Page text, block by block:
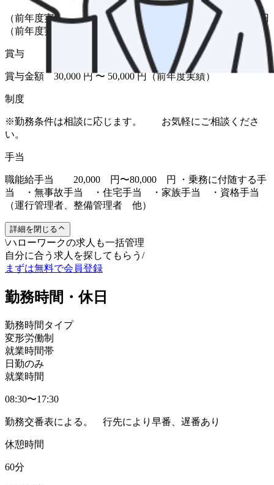
（前年度実績 あり） 金額 1月あたり 5,000 円 〜 16,000 円
（前年度実績）
賞与
賞与金額 30,000 円 〜 50,000 円（前年度実績）
制度
※勤務条件は相談に応じます。 お気軽にご相談くださ
い。
手当
職能給手当 20,000 円〜80,000 円 ・乗務に付随する手
当 ・無事故手当 ・住宅手当 ・家族手当 ・資格手当
（運行管理者、整備管理者 他）
詳細を閉じる
\ハローワークの求人も一括管理
自分に合う求人を探してもらう /
まずは無料で会員登録
勤務時間・休日
勤務時間タイプ
変形労働制
就業時間帯
日勤のみ
就業時間
08:30〜17:30
勤務交番表による。 行先により早番、遅番あり
休憩時間
60分